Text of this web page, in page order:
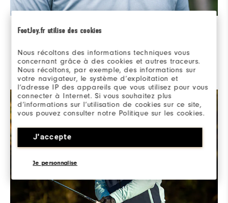
FootJoy.fr utilise des cookies
Nous récoltons des informations techniques vous
concernant grâce à des cookies et autres traceurs.
Nous récoltons, par exemple, des informations sur
votre navigateur, le système d’exploitation et
l’adresse IP des appareils que vous utilisez pour vous
connecter à Internet. Si vous souhaitez plus
d’informations sur l’utilisation de cookies sur ce site,
vous pouvez consulter notre Politique sur les cookies.
J'accepte
Je personnalise
Zweite Verteidigungslinie
Schichten. Sie bestehen aus leistungsstarken Stretch-
Materialien, die vielseitigen Schutz vor den Elementen
bieten, wenn sich die Bedingungen ändern.